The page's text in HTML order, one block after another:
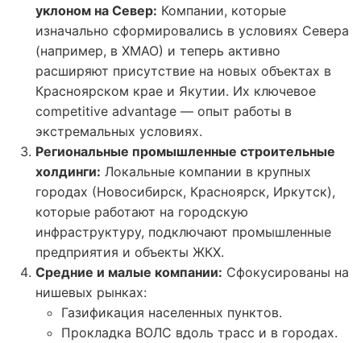
уклоном на Север: Компании, которые
изначально сформировались в условиях Севера
(например, в ХМАО) и теперь активно
расширяют присутствие на новых объектах в
Красноярском крае и Якутии. Их ключевое
competitive advantage — опыт работы в
экстремальных условиях.
Региональные промышленные строительные
холдинги: Локальные компании в крупных
городах (Новосибирск, Красноярск, Иркутск),
которые работают на городскую
инфраструктуру, подключают промышленные
предприятия и объекты ЖКХ.
Средние и малые компании: Сфокусированы на
нишевых рынках:
Газификация населенных пунктов.
Прокладка ВОЛС вдоль трасс и в городах.